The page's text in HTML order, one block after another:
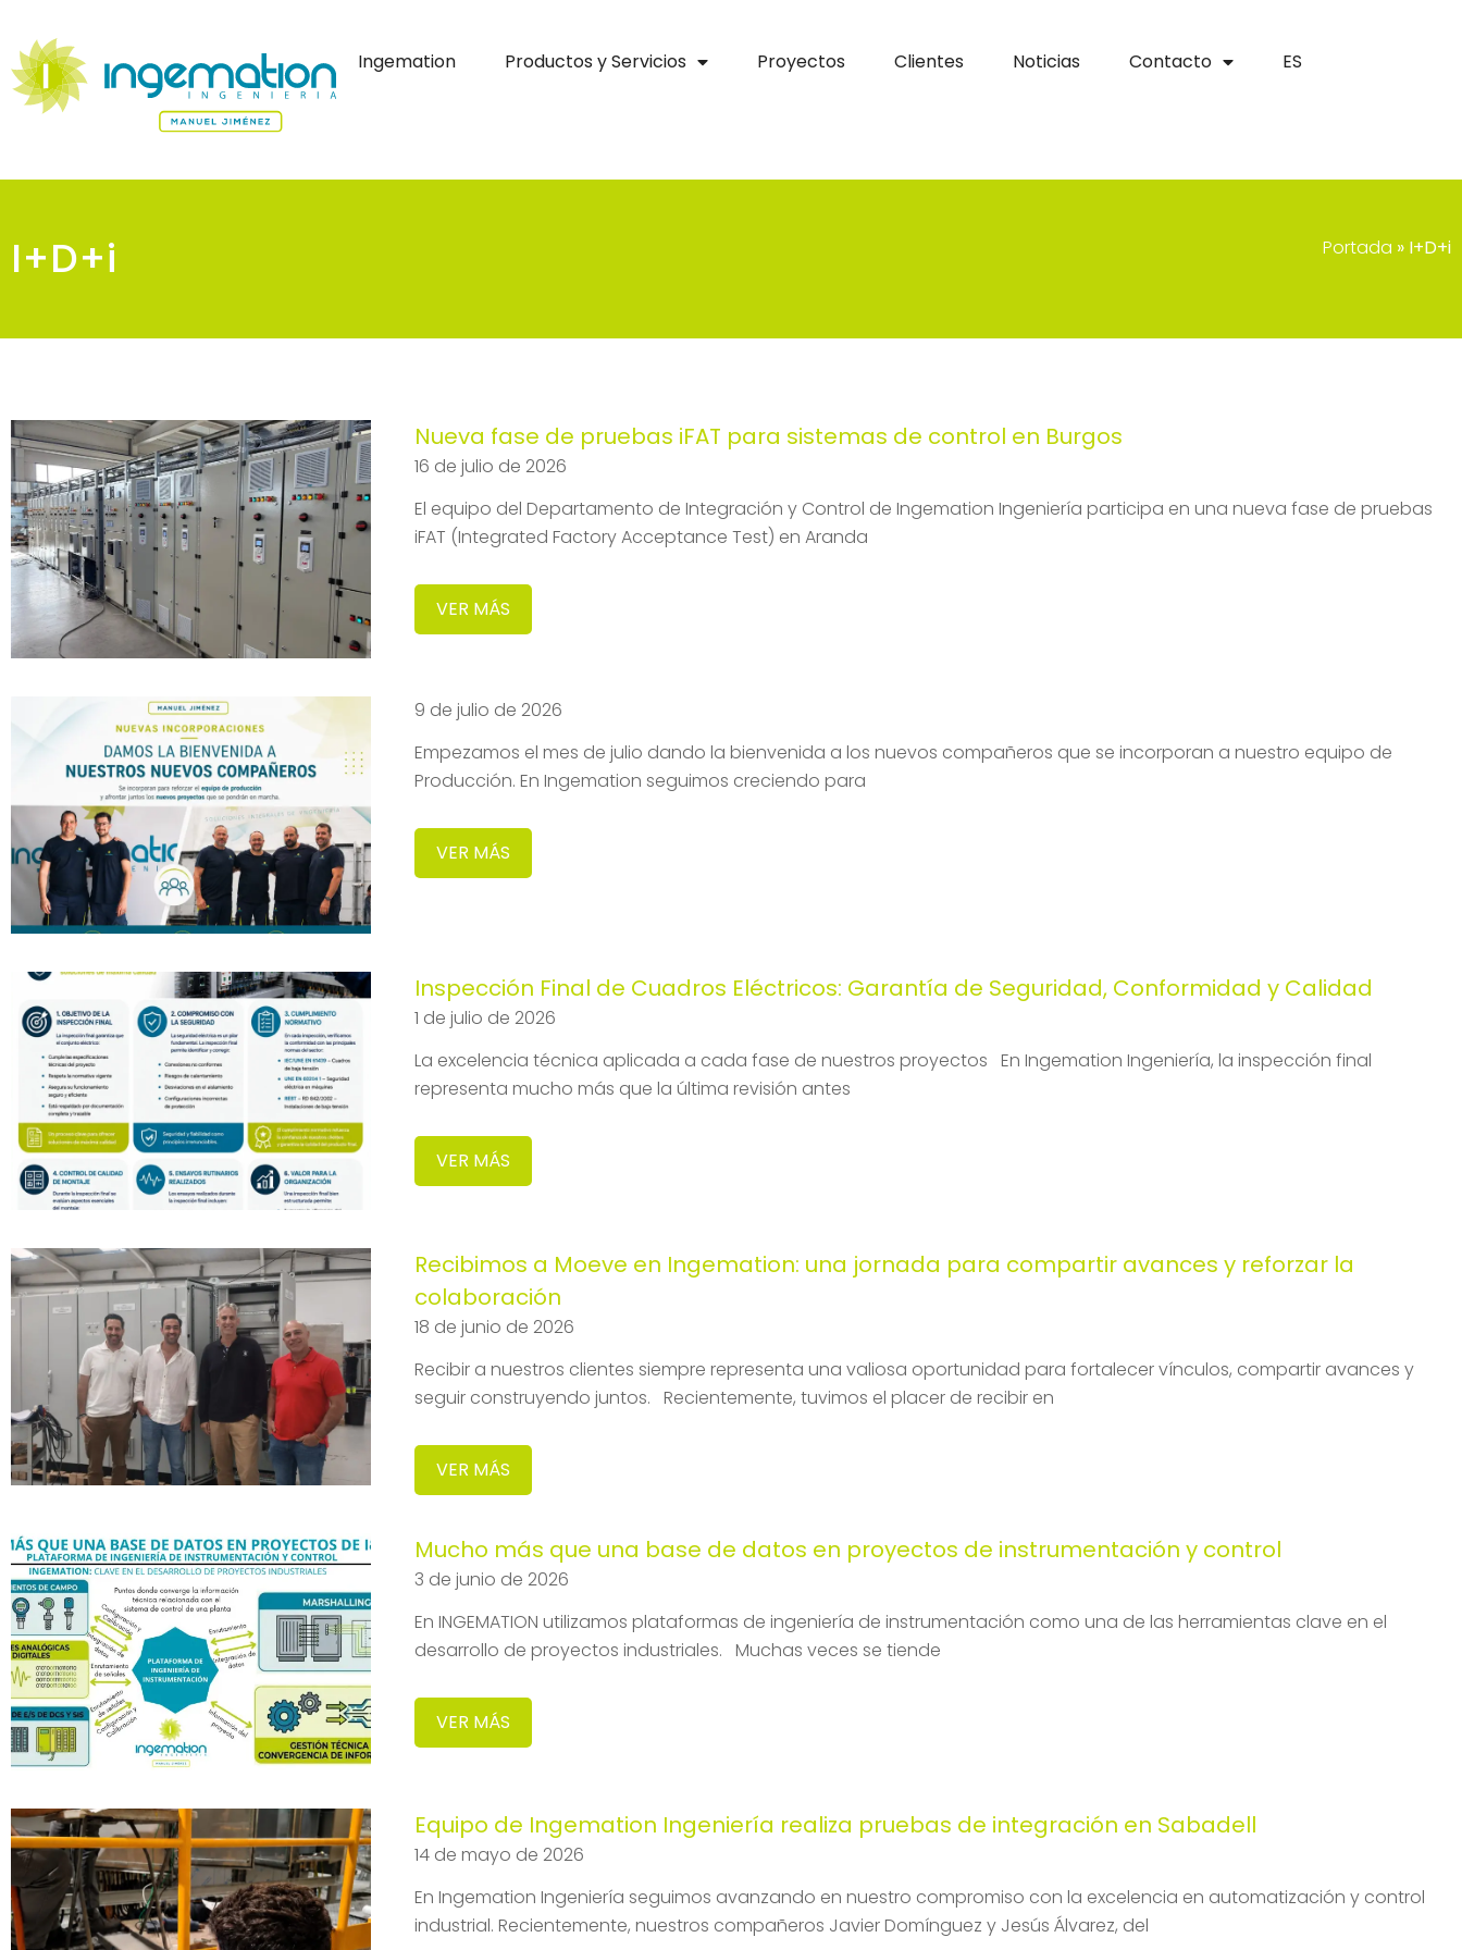
Ingemation Productos y Servicios Proyectos Clientes Noticias Contacto ES
I+D+i Portada » I+D+i
Nueva fase de pruebas iFAT para sistemas de control en Burgos
16 de julio de 2026
El equipo del Departamento de Integración y Control de Ingemation Ingeniería participa en una nueva fase de pruebas
iFAT (Integrated Factory Acceptance Test) en Aranda
VER MÁS
9 de julio de 2026
Empezamos el mes de julio dando la bienvenida a los nuevos compañeros que se incorporan a nuestro equipo de
Producción. En Ingemation seguimos creciendo para
VER MÁS
Inspección Final de Cuadros Eléctricos: Garantía de Seguridad, Conformidad y Calidad
1 de julio de 2026
La excelencia técnica aplicada a cada fase de nuestros proyectos En Ingemation Ingeniería, la inspección final
representa mucho más que la última revisión antes
VER MÁS
Recibimos a Moeve en Ingemation: una jornada para compartir avances y reforzar la
colaboración
18 de junio de 2026
Recibir a nuestros clientes siempre representa una valiosa oportunidad para fortalecer vínculos, compartir avances y
seguir construyendo juntos. Recientemente, tuvimos el placer de recibir en
VER MÁS
Mucho más que una base de datos en proyectos de instrumentación y control
3 de junio de 2026
En INGEMATION utilizamos plataformas de ingeniería de instrumentación como una de las herramientas clave en el
desarrollo de proyectos industriales. Muchas veces se tiende
VER MÁS
Equipo de Ingemation Ingeniería realiza pruebas de integración en Sabadell
14 de mayo de 2026
En Ingemation Ingeniería seguimos avanzando en nuestro compromiso con la excelencia en automatización y control
industrial. Recientemente, nuestros compañeros Javier Domínguez y Jesús Álvarez, del